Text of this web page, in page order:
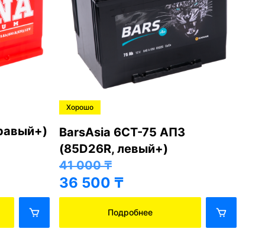
Хорошо
BarsAsia 6СТ-75 АПЗ
(85D26R, левый+)
41 000₸
36 500 ₸
Подробнее